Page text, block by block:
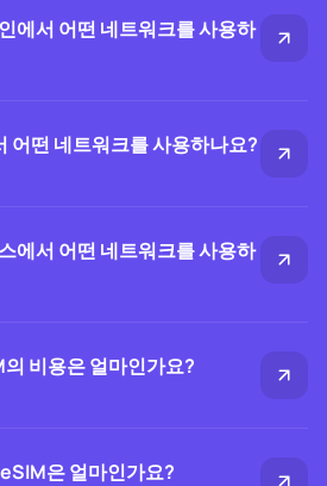
에서 어떤 네트워크를 사용하
어떤 네트워크를 사용하나요?
에서 어떤 네트워크를 사용하
비용은 얼마인가요?
은 얼마인가요?